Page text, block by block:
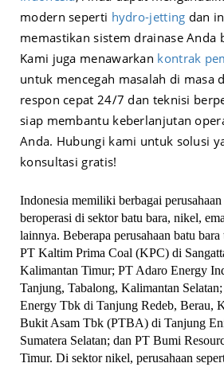
modern seperti hydro-jetting dan
memastikan sistem drainase Anda
Kami juga menawarkan kontrak
untuk mencegah masalah di masa
respon cepat 24/7 dan teknisi
siap membantu keberlanjutan
Anda. Hubungi kami untuk solusi
konsultasi gratis!
Indonesia memiliki berbagai
beroperasi di sektor batu bara, nikel,
lainnya. Beberapa perusahaan batu
PT Kaltim Prima Coal (KPC) di
Kalimantan Timur; PT Adaro Energy
Tanjung, Tabalong, Kalimantan
Energy Tbk di Tanjung Redeb, Berau,
Bukit Asam Tbk (PTBA) di Tanjung
Sumatera Selatan; dan PT Bumi
Timur. Di sektor nikel, perusahaan